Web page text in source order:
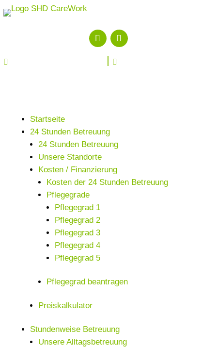
 
Startseite
24 Stunden Betreuung
24 Stunden Betreuung
Unsere Standorte
Kosten / Finanzierung
Kosten der 24 Stunden Betreuung
Pflegegrade
Pflegegrad 1
Pflegegrad 2
Pflegegrad 3
Pflegegrad 4
Pflegegrad 5
Pflegegrad beantragen
Preiskalkulator
Stundenweise Betreuung
Unsere Alltagsbetreuung